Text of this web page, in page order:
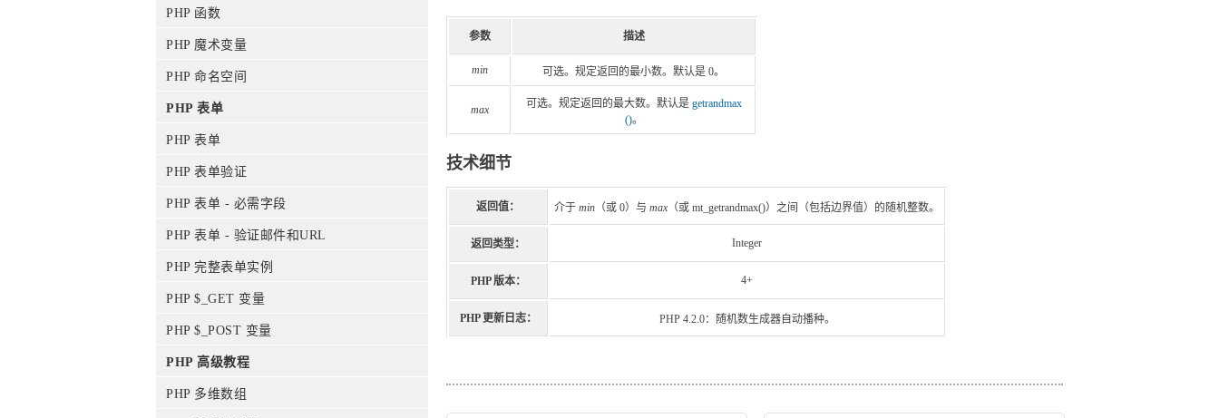
PHP 函数
PHP 魔术变量
PHP 命名空间
PHP 表单
PHP 表单
PHP 表单验证
PHP 表单 - 必需字段
PHP 表单 - 验证邮件和URL
PHP 完整表单实例
PHP $_GET 变量
PHP $_POST 变量
PHP 高级教程
PHP 多维数组
参数 描述
min 可选。规定返回的最小数。默认是 0。
max 可选。规定返回的最大数。默认是 getrandmax
()。
技术细节
返回值： 介于 min （或 0）与 max （或 mt_getrandmax()）之间（包括边界值）的随机整数。
返回类型： Integer
PHP 版本： 4+
PHP 更新日志： PHP 4.2.0：随机数生成器自动播种。